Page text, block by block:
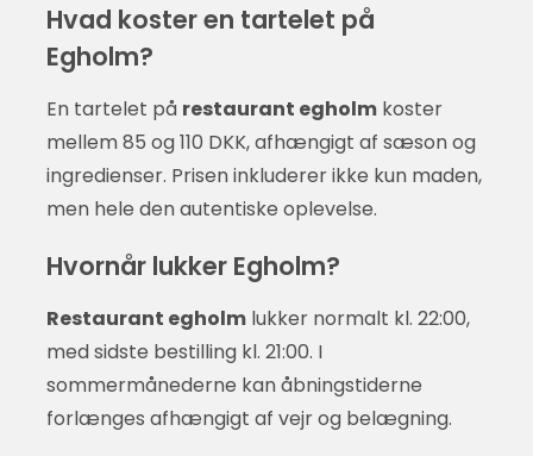
Hvad koster en tartelet på
Egholm?
En tartelet på restaurant egholmkoster
mellem 85 og 110 DKK, afhængigt af sæson og
ingredienser. Prisen inkluderer ikke kun maden,
men hele den autentiske oplevelse.
Hvornår lukker Egholm?
Restaurant egholmlukker normalt kl. 22:00,
med sidste bestilling kl. 21:00. I
sommermånederne kan åbningstiderne
forlænges afhængigt af vejr og belægning.